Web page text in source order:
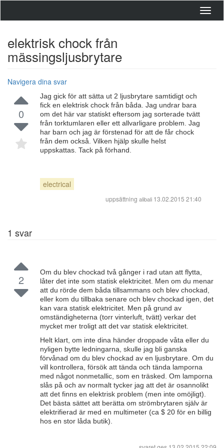
elektrisk chock från
mässingsljusbrytare
Navigera dina svar
0
Jag gick för att sätta ut 2 ljusbrytare samtidigt och
fick en elektrisk chock från båda. Jag undrar bara
om det här var statiskt eftersom jag sorterade tvätt
från torktumlaren eller ett allvarligare problem. Jag
har barn och jag är förstenad för att de får chock
från dem också. Vilken hjälp skulle helst
uppskattas. Tack på förhand.
electrical
uppsättning alibali 13.02.2015 21:40
1 svar
2
Om du blev chockad två gånger i rad utan att flytta,
låter det inte som statisk elektricitet. Men om du menar
att du rörde dem båda tillsammans och blev chockad,
eller kom du tillbaka senare och blev chockad igen, det
kan vara statisk elektricitet. Men på grund av
omständigheterna (torr vinterluft, tvätt) verkar det
mycket mer troligt att det var statisk elektricitet.
Helt klart, om inte dina händer droppade våta eller du
nyligen bytte ledningarna, skulle jag bli ganska
förvånad om du blev chockad av en ljusbrytare. Om du
vill kontrollera, försök att tända och tända lamporna
med något nonmetallic, som en träsked. Om lamporna
slås på och av normalt tycker jag att det är osannolikt
att det finns en elektrisk problem (men inte omöjligt).
Det bästa sättet att berätta om strömbrytaren själv är
elektrifierad är med en multimeter (ca $ 20 för en billig
hos en stor låda butik).